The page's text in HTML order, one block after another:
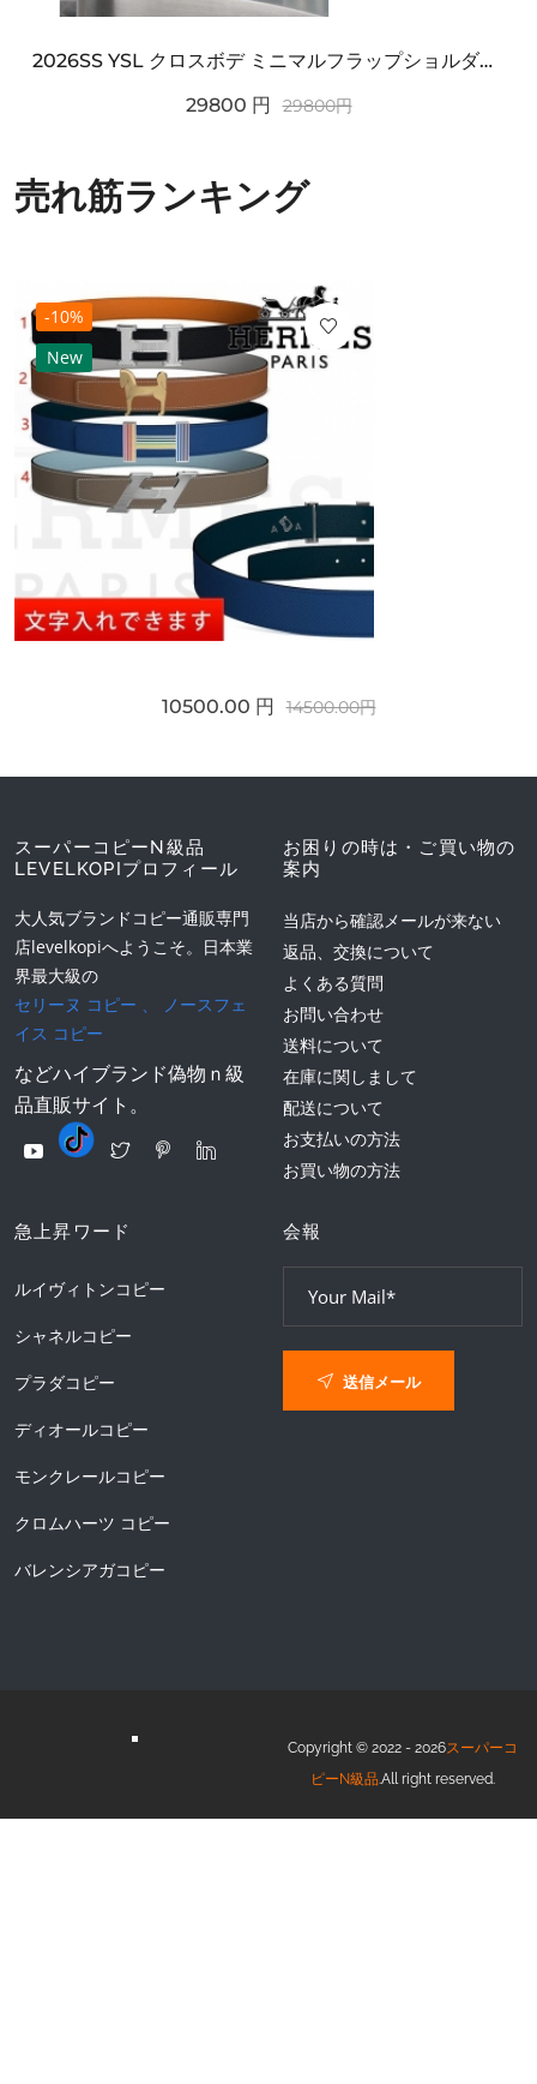
2026SS YSL クロスボデ ミニマルフラップショルダー SAINT LAURENT サンロ...
29800 円 29800円
売れ筋ランキング
-10%
New
10500.00 円 14500.00円
スーパーコピーN級品
LEVELKOPIプロフィール
大人気ブランドコピー通販専門
店levelkopiへようこそ。日本業
界最大級の
セリーヌ コピー 、
ノースフェ
イス コピー
などハイブランド偽物ｎ級
品直販サイト。
お困りの時は・ご買い物の
案内
当店から確認メールが来ない
返品、交換について
よくある質問
お問い合わせ
送料について
在庫に関しまして
配送について
お支払いの方法
お買い物の方法
急上昇ワード
ルイヴィトンコピー
シャネルコピー
プラダコピー
ディオールコピー
モンクレールコピー
クロムハーツ コピー
バレンシアガコピー
会報
送信メール
Copyright © 2022 - 2026スーパーコ
ピーN級品.All right reserved.